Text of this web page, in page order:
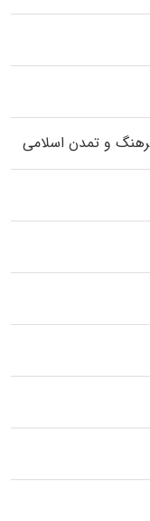
و تمدن اسلامی